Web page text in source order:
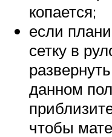
копается;
если
сетку в
данном
чтобы